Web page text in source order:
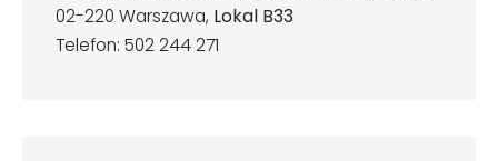
02-220 Warszawa, Lokal B33
Telefon: 502 244 271